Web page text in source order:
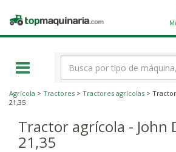
Topmaquinaria.com
Agrícola > Tractores > Tractores agrícolas >
21,35
Tractor agrícola - John
21,35